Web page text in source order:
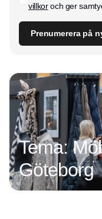
villkoroch ger
Prenumerera på
Tema:
Göteborg